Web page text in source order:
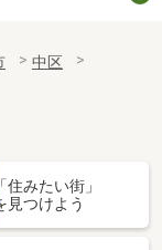
中区
「住みたい街」
見つけよう